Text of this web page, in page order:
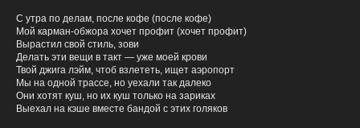
С утра по делам, после кофе (после кофе)
Мой карман-обжора хочет профит (хочет профит)
Вырастил свой стиль, зови
Делать эти вещи в такт — уже моей крови
Твой джига лэйм, чтоб взлететь, ищет аэропорт
Мы на одной трассе, но уехали так далеко
Они хотят куш, но их куш только на зариках
Выехал на кэше вместе бандой с этих голяков